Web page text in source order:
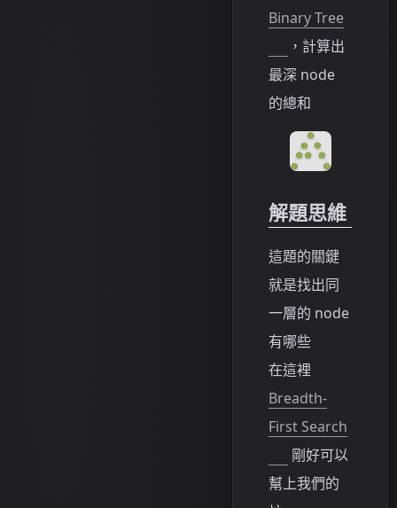
Binary Tree
，計算出
最深 node
的總和
解題思維
這題的關鍵
就是找出同
一層的 node
有哪些
在這裡
Breadth-
First Search
剛好可以
幫上我們的